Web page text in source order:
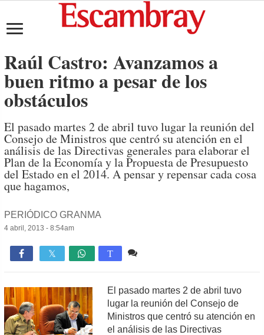
Raúl Castro: Avanzamos a
buen ritmo a pesar de los
obstáculos
El pasado martes 2 de abril tuvo lugar la reunión del
Consejo de Ministros que centró su atención en el
análisis de las Directivas generales para elaborar el
Plan de la Economía y la Propuesta de Presupuesto
del Estado en el 2014. A pensar y repensar cada cosa
que hagamos,
PERIÓDICO GRANMA
4 abril, 2013 - 8:54am
 T
El pasado martes 2 de abril tuvo
lugar la reunión del Consejo de
Ministros que centró su atención en
el análisis de las Directivas